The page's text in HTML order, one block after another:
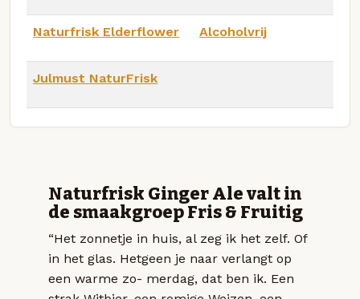
Naturfrisk Elderflower Alcoholvrij
Julmust NaturFrisk
Naturfrisk Ginger Ale valt in
de smaakgroep Fris & Fruitig
“Het zonnetje in huis, al zeg ik het zelf. Of
in het glas. Hetgeen je naar verlangt op
een warme zo- merdag, dat ben ik. Een